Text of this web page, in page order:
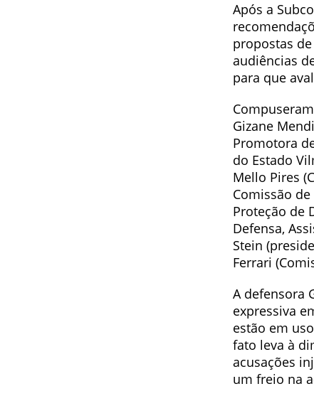
Após a
propostas
audiências
para que
Gizane
Promotora
do Estado
Mello Pires
Comissão de
Proteção de
Defensa,
Stein
Ferrari
A defensora
expressiva
estão em
fato leva à
acusações
um freio na